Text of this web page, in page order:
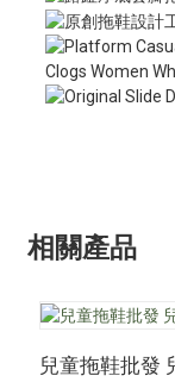
相關產品
兒童拖鞋批發